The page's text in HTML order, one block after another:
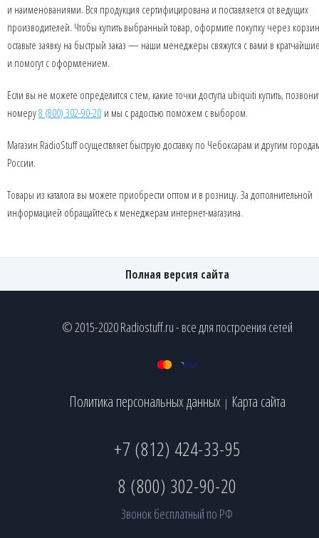
и наименованиями. Вся продукция сертифицирована и поставляется от ведущих
производителей. Чтобы купить выбранный товар, оформите покупку через
оставьте заявку на быстрый заказ — наши менеджеры свяжутся с вами в
и помогут с оформлением.
Если вы не можете определится с тем, какие точки доступа ubiquiti купить,
номеру8 (800) 302-90-20 и мы с радостью поможем с выбором.
Магазин RadioStuff осуществляет быструю доставку по Чебоксарам и другим
России.
Товары из каталога вы можете приобрести оптом и в розницу. За дополнительной
информацией обращайтесь к менеджерам интернет-магазина.
Полная версия сайта
© 2015-2020 Radiostuff.ru - все для построения сетей
Политика персональных данных | Карта сайта
+7 (812) 424-33-95
8 (800) 302-90-20
Звонок бесплатный по РФ